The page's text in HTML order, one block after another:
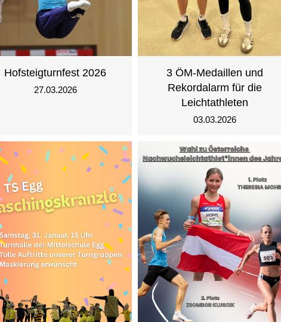
Hofsteigturnfest 2026
27.03.2026
3 ÖM-Medaillen und
Rekordalarm für die
Leichtathleten
03.03.2026